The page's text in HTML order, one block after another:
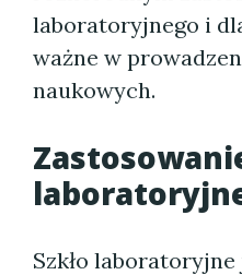
laboratoryjnego i
ważne w
naukowych.
Szkło